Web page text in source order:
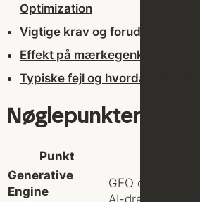
Optimization
Vigtige krav og forudsætninger
Effekt på mærkegenkendelse
Typiske fejl og hvordan de
Nøglepunkter
Punkt
Generative
Engine
GEO optimerer